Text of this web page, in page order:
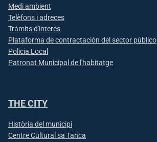
Medi ambient
Telèfons i adreces
Tràmits d'interès
Plataforma de contractación del sector público
Policia Local
Patronat Municipal de l'habitatge
THE CITY
Història del municipi
Centre Cultural sa Tanca